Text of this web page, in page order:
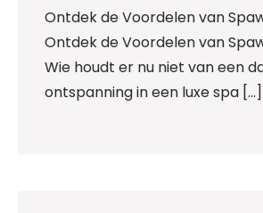
Ontdek de Voordelen van
Ontdek de Voordelen van
Wie houdt er nu niet van een
ontspanning in een luxe spa […]